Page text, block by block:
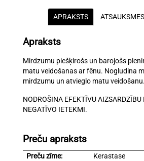
APRAKSTS
Apraksts
Mirdzumu piešķirošs un barojošs
matu veidošanas ar fēnu. Nogludina
mirdzumu un atvieglo matu veidošanu.
NODROŠINA EFEKTĪVU
NEGATĪVO IETEKMI.
Preču apraksts
Preču zīme: Kerastase